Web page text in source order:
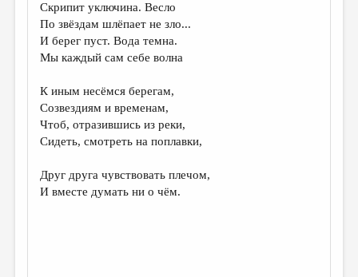
КНИЖНАЯ ПОЛКА
ОБЗОР ЛИТЕРАТУРЫ
ОБЪЯВЛЕНИЯ
КОЛОНКА РЕДАКТОРА
ОТ РЕДАКЦИИ
Скрипит уключина. Весло
По звёздам шлёпает не зло...
И берег пуст. Вода темна.
Мы каждый сам себе волна
К иным несёмся берегам,
Созвездиям и временам,
Чтоб, отразившись из реки,
Сидеть, смотреть на поплавки,
Друг друга чувствовать плечом,
И вместе думать ни о чём.